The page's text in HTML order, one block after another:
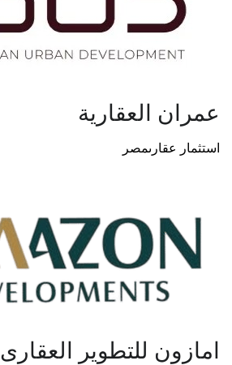
عمران العقارية
استثمار عقارىمصر
امازون للتطوير العقارى